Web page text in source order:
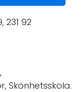
231 92
Skönhetsskola.